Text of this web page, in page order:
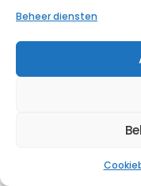
Beheer diensten
kine
oncologie